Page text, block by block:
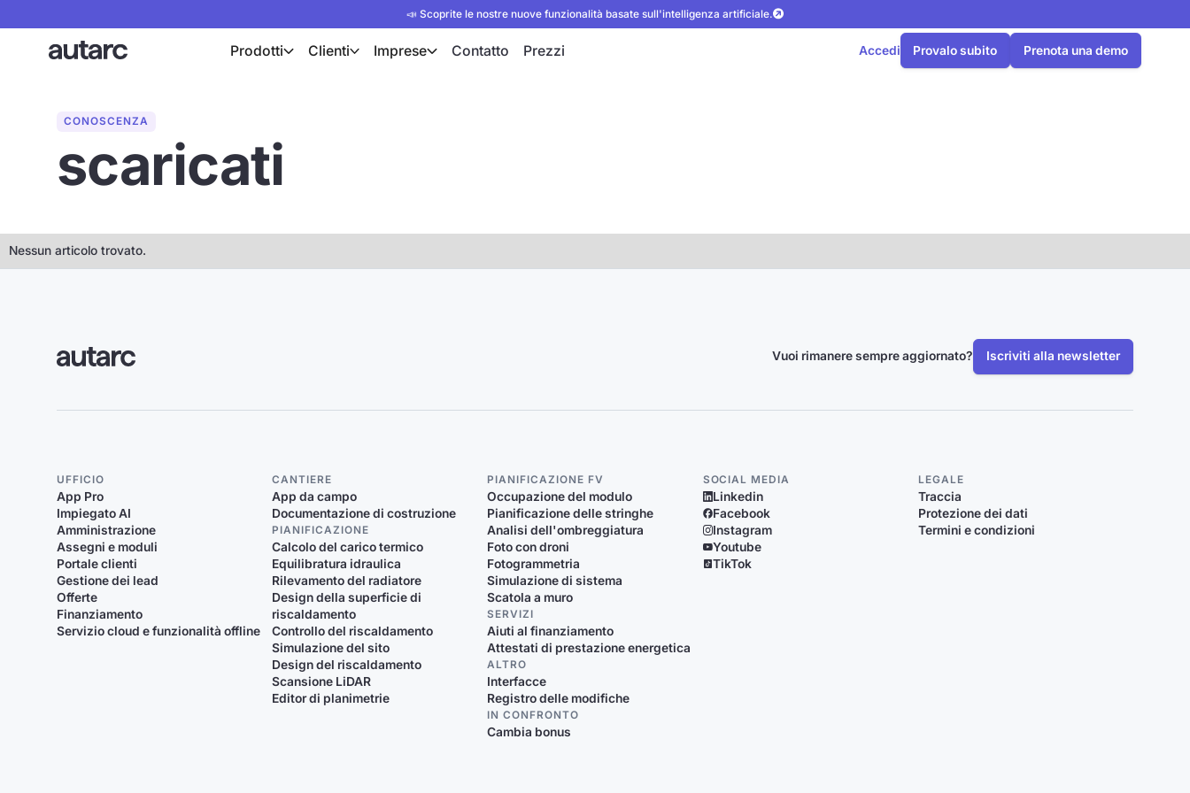
📣 Scoprite le nostre nuove funzionalità basate sull'intelligenza artificiale.
Prodotti Clienti Imprese Contatto Prezzi Accedi Provalo subito Prenota una demo
CONOSCENZA
scaricati
Nessun articolo trovato.
Vuoi rimanere sempre aggiornato? Iscriviti alla newsletter
UFFICIO
App Pro
Impiegato AI
Amministrazione
Assegni e moduli
Portale clienti
Gestione dei lead
Offerte
Finanziamento
Servizio cloud e funzionalità offline
CANTIERE
App da campo
Documentazione di costruzione
PIANIFICAZIONE
Calcolo del carico termico
Equilibratura idraulica
Rilevamento del radiatore
Design della superficie di
riscaldamento
Controllo del riscaldamento
Simulazione del sito
Design del riscaldamento
Scansione LiDAR
Editor di planimetrie
PIANIFICAZIONE FV
Occupazione del modulo
Pianificazione delle stringhe
Analisi dell'ombreggiatura
Foto con droni
Fotogrammetria
Simulazione di sistema
Scatola a muro
SERVIZI
Aiuti al finanziamento
Attestati di prestazione energetica
ALTRO
Interfacce
Registro delle modifiche
IN CONFRONTO
Cambia bonus
SOCIAL MEDIA
Linkedin
Facebook
Instagram
Youtube
TikTok
LEGALE
Traccia
Protezione dei dati
Termini e condizioni